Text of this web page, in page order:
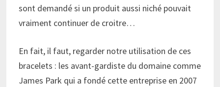
sont demandé si un produit aussi niché pouvait
vraiment continuer de croitre…
En fait, il faut, regarder notre utilisation de ces
bracelets : les avant-gardiste du domaine comme
James Park qui a fondé cette entreprise en 2007